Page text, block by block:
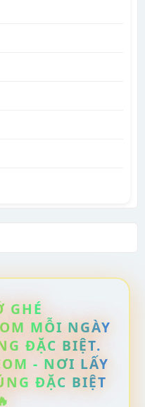
GHÉ
MỖI NGÀY
ĐẶC BIỆT.
- NƠI LẤY
ĐẶC BIỆT